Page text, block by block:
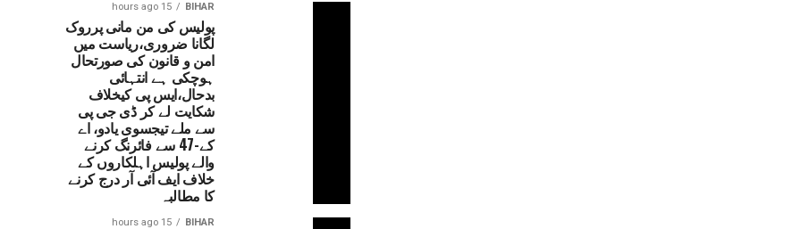
BIHAR
15 hours ago
پولیس کی من مانی پرروک
لگانا ضروری،ریاست میں
امن و قانون کی صورتحال
ہوچکی ہے انتہائی
بدحال،ایس پی کیخلاف
شکایت لے کر ڈی جی پی
سے ملے تیجسوی یادو، اے
کے-47 سے فائرنگ کرنے
والے پولیس اہلکاروں کے
خلاف ایف آئی آر درج کرنے
کا مطالبہ
BIHAR
15 hours ago